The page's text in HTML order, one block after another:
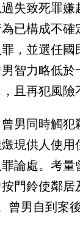
失致死罪嫌
已構成不確
，並選任國
智力略低於
且再犯風險
男同時觸犯
現供人使用
論處。考量
門鈴使鄰居
曾男自到案